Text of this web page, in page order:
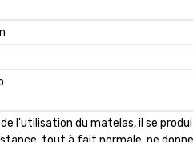
de l'utilisation du matelas, il se